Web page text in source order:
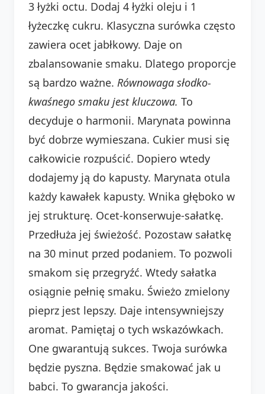
3 łyżki octu. Dodaj 4 łyżki oleju i 1
łyżeczkę cukru. Klasyczna surówka często
zawiera ocet jabłkowy. Daje on
zbalansowanie smaku. Dlatego proporcje
są bardzo ważne. Równowaga słodko-
kwaśnego smaku jest kluczowa. To
decyduje o harmonii. Marynata powinna
być dobrze wymieszana. Cukier musi się
całkowicie rozpuścić. Dopiero wtedy
dodajemy ją do kapusty. Marynata otula
każdy kawałek kapusty. Wnika głęboko w
jej strukturę. Ocet-konserwuje-sałatkę.
Przedłuża jej świeżość. Pozostaw sałatkę
na 30 minut przed podaniem. To pozwoli
smakom się przegryźć. Wtedy sałatka
osiągnie pełnię smaku. Świeżo zmielony
pieprz jest lepszy. Daje intensywniejszy
aromat. Pamiętaj o tych wskazówkach.
One gwarantują sukces. Twoja surówka
będzie pyszna. Będzie smakować jak u
babci. To gwarancja jakości.